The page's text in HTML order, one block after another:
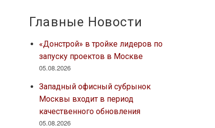
Главные Новости
«Донстрой» в тройке лидеров по
запуску проектов в Москве
05.08.2026
Западный офисный субрынок
Москвы входит в период
качественного обновления
05.08.2026